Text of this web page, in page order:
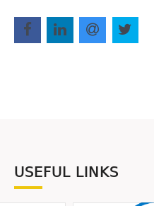
USEFUL LINKS